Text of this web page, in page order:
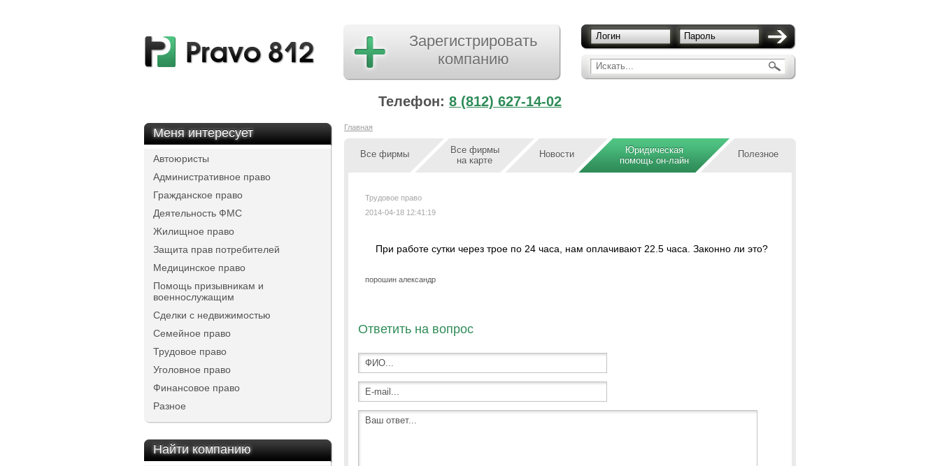
Искать...
Логин Пароль
Зарегистрировать
компанию
Телефон: 8 (812) 627-14-02
Меня интересует
Автоюристы
Административное право
Гражданское право
Деятельность ФМС
Жилищное право
Защита прав потребителей
Медицинское право
Помощь призывникам и
военнослужащим
Сделки с недвижимостью
Семейное право
Трудовое право
Уголовное право
Финансовое право
Разное
Найти компанию
Главная
Все фирмы
Все фирмы
на карте
Новости
Юридическая
помощь он-лайн
Полезное
Трудовое право
2014-04-18 12:41:19
При работе сутки через трое по 24 часа, нам оплачивают 22.5 часа. Законно ли это?
порошин александр
Ответить на вопрос